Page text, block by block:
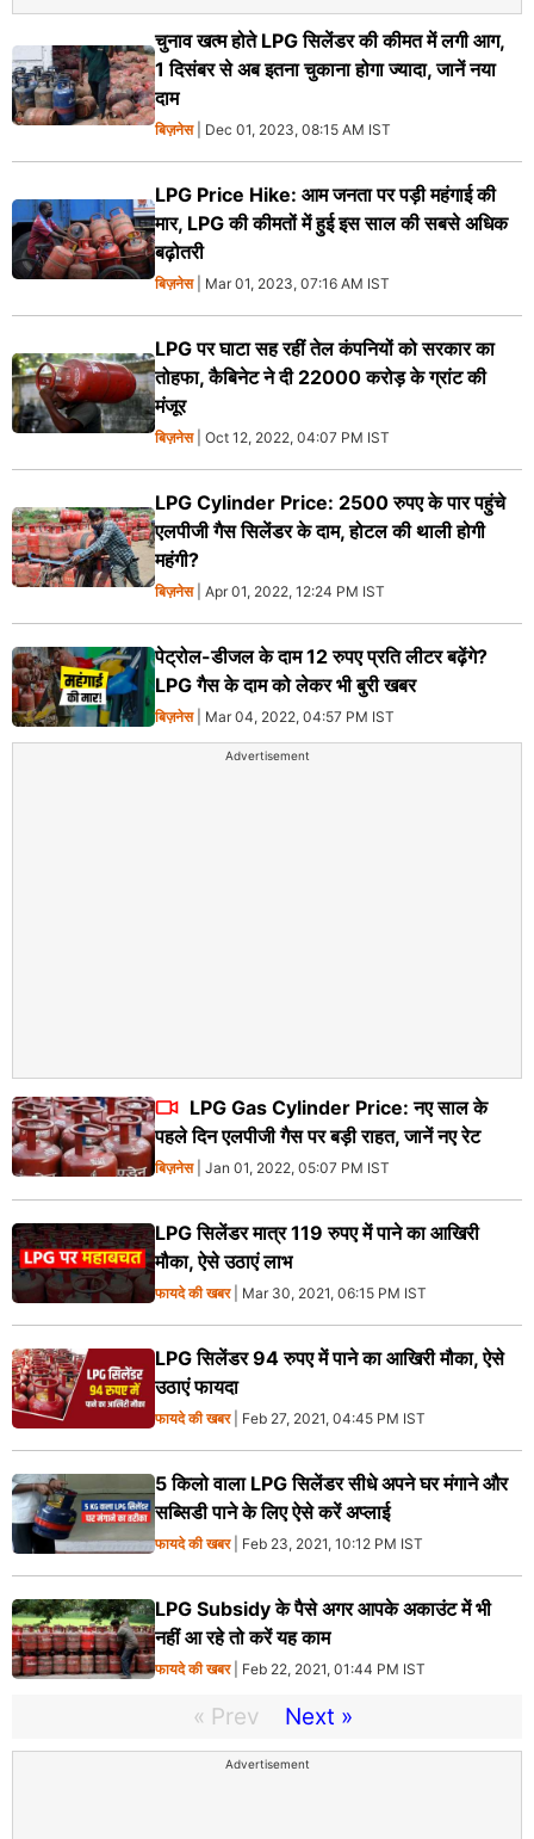
चुनाव खत्म होते LPG सिलेंडर की कीमत में लगी आग,
1 दिसंबर से अब इतना चुकाना होगा ज्यादा, जानें नया
दाम
बिज़नेस| Dec 01, 2023, 08:15 AM IST
LPG Price Hike: आम जनता पर पड़ी महंगाई की
मार, LPG की कीमतों में हुई इस साल की सबसे अधिक
बढ़ोतरी
बिज़नेस| Mar 01, 2023, 07:16 AM IST
LPG पर घाटा सह रहीं तेल कंपनियों को सरकार का
तोहफा, कैबिनेट ने दी 22000 करोड़ के ग्रांट की
मंजूर
बिज़नेस| Oct 12, 2022, 04:07 PM IST
LPG Cylinder Price: 2500 रुपए के पार पहुंचे
एलपीजी गैस सिलेंडर के दाम, होटल की थाली होगी
महंगी?
बिज़नेस| Apr 01, 2022, 12:24 PM IST
पेट्रोल-डीजल के दाम 12 रुपए प्रति लीटर बढ़ेंगे?
LPG गैस के दाम को लेकर भी बुरी खबर
बिज़नेस| Mar 04, 2022, 04:57 PM IST
Advertisement
LPG Gas Cylinder Price: नए साल के
पहले दिन एलपीजी गैस पर बड़ी राहत, जानें नए रेट
बिज़नेस| Jan 01, 2022, 05:07 PM IST
LPG सिलेंडर मात्र 119 रुपए में पाने का आखिरी
मौका, ऐसे उठाएं लाभ
फायदे की खबर| Mar 30, 2021, 06:15 PM IST
LPG सिलेंडर 94 रुपए में पाने का आखिरी मौका, ऐसे
उठाएं फायदा
फायदे की खबर| Feb 27, 2021, 04:45 PM IST
5 किलो वाला LPG सिलेंडर सीधे अपने घर मंगाने और
सब्सिडी पाने के लिए ऐसे करें अप्लाई
फायदे की खबर| Feb 23, 2021, 10:12 PM IST
LPG Subsidy के पैसे अगर आपके अकाउंट में भी
नहीं आ रहे तो करें यह काम
फायदे की खबर| Feb 22, 2021, 01:44 PM IST
« Prev Next »
Advertisement